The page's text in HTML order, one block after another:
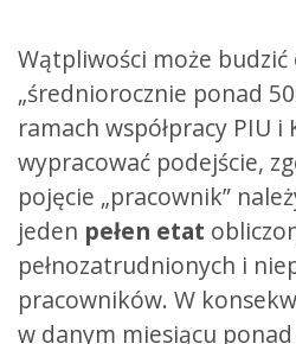
Wątpliwości może
„średniorocznie ponad
ramach współpracy PIU i
wypracować podejście,
pojęcie „pracownik”
jeden pełen etat
pełnozatrudnionych i
pracowników. W
w danym miesiącu